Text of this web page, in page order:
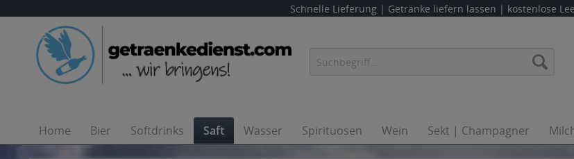
Schnelle Lieferung | Getränke liefern lassen | kostenlose
Home Bier Softdrinks Saft Wasser Spirituosen Wein Sekt | Champagner